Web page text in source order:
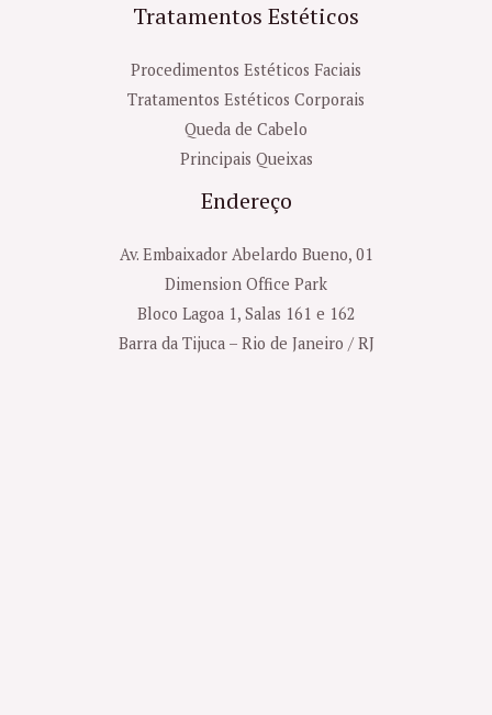
Tratamentos Estéticos
Procedimentos Estéticos Faciais
Tratamentos Estéticos Corporais
Queda de Cabelo
Principais Queixas
Endereço
Av. Embaixador Abelardo Bueno, 01
Dimension Office Park
Bloco Lagoa 1, Salas 161 e 162
Barra da Tijuca – Rio de Janeiro / RJ